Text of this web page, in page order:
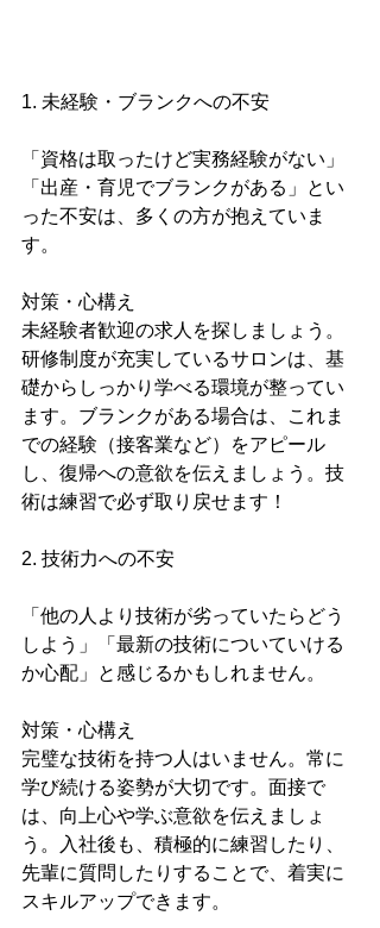
1. 未経験・ブランクへの不安
「資格は取ったけど実務経験がない」
「出産・育児でブランクがある」とい
った不安は、多くの方が抱えていま
す。
対策・心構え
未経験者歓迎の求人を探しましょう。
研修制度が充実しているサロンは、基
礎からしっかり学べる環境が整ってい
ます。ブランクがある場合は、これま
での経験（接客業など）をアピール
し、復帰への意欲を伝えましょう。技
術は練習で必ず取り戻せます！
2. 技術力への不安
「他の人より技術が劣っていたらどう
しよう」「最新の技術についていける
か心配」と感じるかもしれません。
対策・心構え
完璧な技術を持つ人はいません。常に
学び続ける姿勢が大切です。面接で
は、向上心や学ぶ意欲を伝えましょ
う。入社後も、積極的に練習したり、
先輩に質問したりすることで、着実に
スキルアップできます。